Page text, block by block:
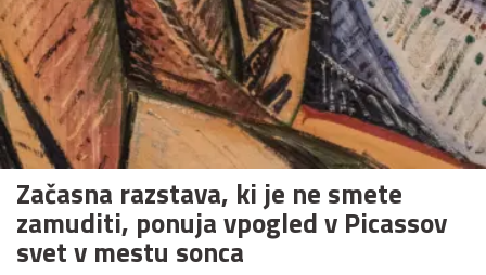
Začasna razstava, ki je ne smete
zamuditi, ponuja vpogled v Picassov
svet v mestu sonca